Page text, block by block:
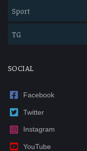
Sport
TG
SOCIAL
Facebook
Twitter
Instagram
YouTube